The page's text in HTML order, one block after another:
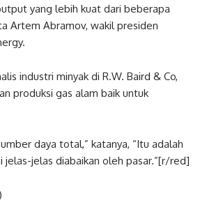
yang lebih kuat dari beberapa
Artem Abramov, wakil presiden
industri minyak di R.W. Baird & Co,
produksi gas alam baik untuk
daya total,” katanya, “Itu adalah
jelas-jelas diabaikan oleh pasar.”[r/red]